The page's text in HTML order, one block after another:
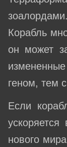
Корабль
он может
геном, тем
Если
нового